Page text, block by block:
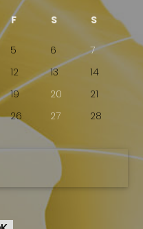
F S S
5 6
7
12 13
14
19 20
21
26 27
28